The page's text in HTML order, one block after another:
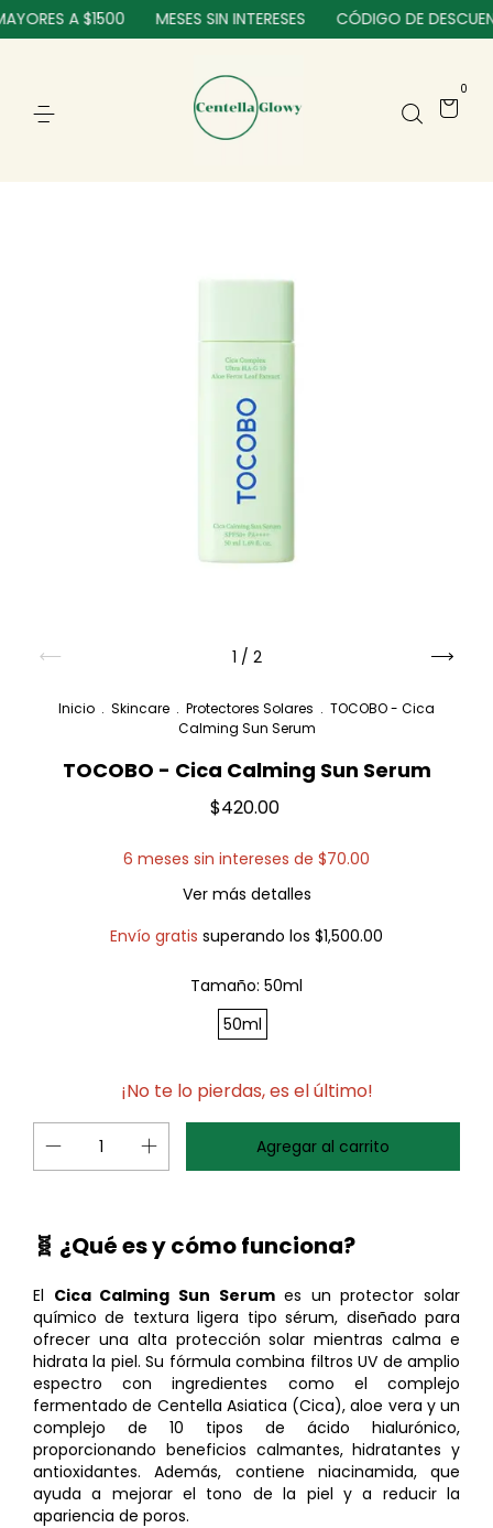
A $1500 MESES SIN INTERESES CÓDIGO DE
0
1 / 2
Inicio . Skincare . Protectores Solares . TOCOBO - Cica
Calming Sun Serum
TOCOBO - Cica Calming Sun Serum
$420.00
6 meses sin intereses de $70.00
Ver más detalles
Envío gratis superando los $1,500.00
Tamaño: 50ml
50ml
¡No te lo pierdas, es el último!
🧬 ¿Qué es y cómo funciona?
El Cica Calming Sun Serumes un protector solar
químico de textura ligera tipo sérum, diseñado para
ofrecer una alta protección solar mientras calma e
hidrata la piel. Su fórmula combina filtros UV de amplio
espectro con ingredientes como el complejo
fermentado de Centella Asiatica (Cica), aloe vera y un
complejo de 10 tipos de ácido hialurónico,
proporcionando beneficios calmantes, hidratantes y
antioxidantes.
Además, contiene niacinamida, que
ayuda a mejorar el tono de la piel y a reducir la
apariencia de poros.